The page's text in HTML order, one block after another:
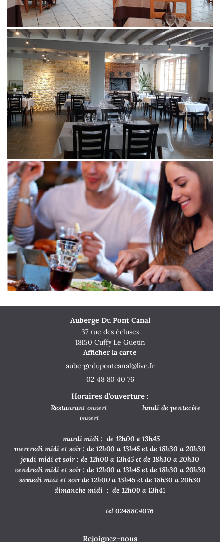
Auberge Du Pont Canal
37 rue des écluses
18150 Cuffy Le Guetin
Afficher la carte
02 48 80 40 76
Horaires d'ouverture :
Restaurant ouvert lundi de pentecôte
ouvert
mardi midi : de 12h00 a 13h45
mercredi midi et soir : de 12h00 a 13h45 et de 18h30 a 20h30
jeudi midi et soir : de 12h00 a 13h45 et de 18h30 a 20h30
vendredi midi et soir : de 12h00 a 13h45 et de 18h30 a 20h30
samedi midi et soir de 12h00 a 13h45 et de 18h30 a 20h30
dimanche midi : de 12h00 a 13h45
tel 0248804076
Rejoignez-nous